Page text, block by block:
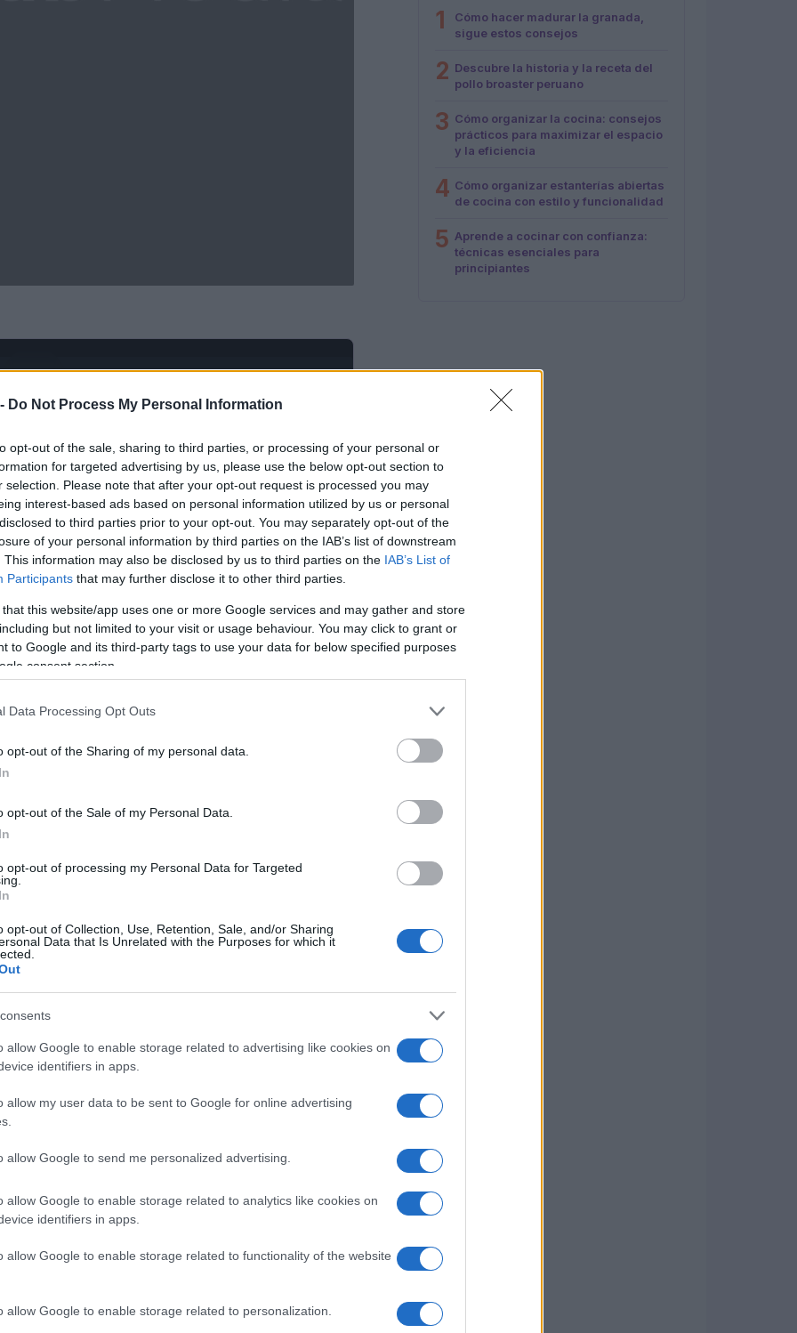
Do Not Process My Personal Information
opt-out of the sale, sharing to third parties, or processing of your personal or
for targeted advertising by us, please use the below opt-out section to
selection. Please note that after your opt-out request is processed you may
interest-based ads based on personal information utilized by us or personal
to third parties prior to your opt-out. You may separately opt-out of the
of your personal information by third parties on the IAB’s list of downstream
This information may also be disclosed by us to third parties on the IAB’s List of
Participants that may further disclose it to other third parties.
that this website/app uses one or more Google services and may gather and store
but not limited to your visit or usage behaviour. You may click to grant or
to Google and its third-party tags to use your data for below specified purposes
consent section.
Data Processing Opt Outs
opt-out of the Sharing of my personal data.
opt-out of the Sale of my Personal Data.
opt-out of processing my Personal Data for Targeted
opt-out of Collection, Use, Retention, Sale, and/or Sharing
Data that Is Unrelated with the Purposes for which it
allow Google to enable storage related to advertising like cookies on
identifiers in apps.
allow my user data to be sent to Google for online advertising
allow Google to send me personalized advertising.
allow Google to enable storage related to analytics like cookies on
identifiers in apps.
allow Google to enable storage related to functionality of the website
allow Google to enable storage related to personalization.
observando el menú mientras tu estómago
decisión, te detienes a pensar en algo
es la realidad de muchos, especialmente
personalizar sus experiencias
noticia de Tabasco sobre el lanzamiento
no podría ser más oportuna.
en botellas squeeze, lo que las hace
“reducir” su famosa Salsa Sweet Chili,
esencia de cada una, pero ahora en un
moderna. Imagina poder llevar tu salsa
al trabajo. Es una pequeña revolución en
para el paladar. Su sabor suave, rico y
1
Cómo hacer madurar la granada,
sigue estos consejos
2 Descubre la historia y la receta del
pollo broaster peruano
3 Cómo organizar la cocina: consejos
prácticos para maximizar el espacio
y la eficiencia
4 Cómo organizar estanterías abiertas
de cocina con estilo y funcionalidad
5 Aprende a cocinar con confianza:
técnicas esenciales para
principiantes